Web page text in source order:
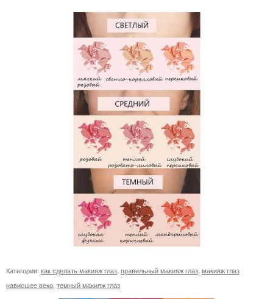
Категории: как сделать макияж глаз, правильный макияж глаз, макияж глаз
нависшее веко, темный макияж глаз